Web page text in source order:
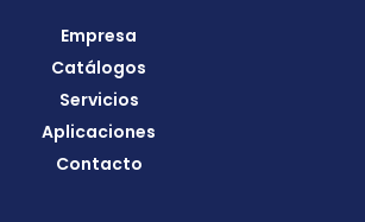
Empresa
Catálogos
Servicios
Aplicaciones
Contacto